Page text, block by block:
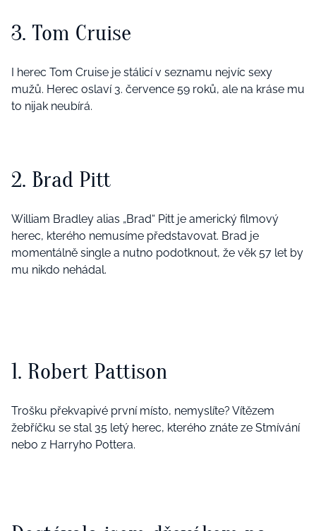
3. Tom Cruise
I herec Tom Cruise je stálicí v seznamu nejvíc sexy
mužů. Herec oslaví 3. července 59 roků, ale na kráse mu
to nijak neubírá.
2. Brad Pitt
William Bradley alias „Brad“ Pitt je americký filmový
herec, kterého nemusíme představovat. Brad je
momentálně single a nutno podotknout, že věk 57 let by
mu nikdo nehádal.
1. Robert Pattison
Trošku překvapivé první místo, nemyslíte? Vítězem
žebříčku se stal 35 letý herec, kterého znáte ze Stmívání
nebo z Harryho Pottera.